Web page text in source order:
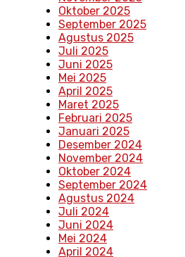
Oktober 2025
September 2025
Agustus 2025
Juli 2025
Juni 2025
Mei 2025
April 2025
Maret 2025
Februari 2025
Januari 2025
Desember 2024
November 2024
Oktober 2024
September 2024
Agustus 2024
Juli 2024
Juni 2024
Mei 2024
April 2024